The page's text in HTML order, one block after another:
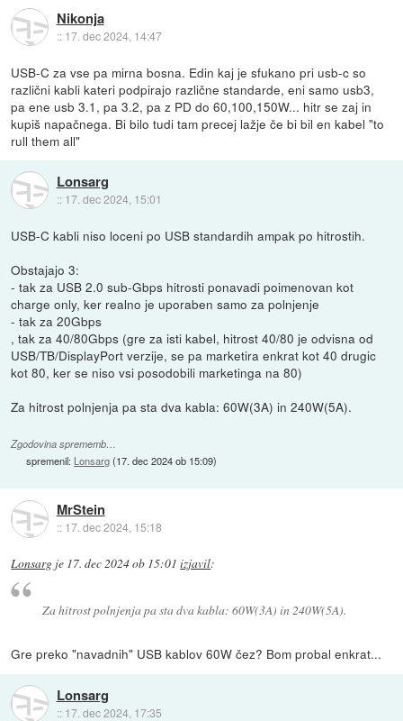
Nikonja
:: 17. dec 2024, 14:47
USB-C za vse pa mirna bosna. Edin kaj je sfukano pri usb-c so
različni kabli kateri podpirajo različne standarde, eni samo usb3,
pa ene usb 3.1, pa 3.2, pa z PD do 60,100,150W... hitr se zaj in
kupiš napačnega. Bi bilo tudi tam precej lažje če bi bil en kabel "to
rull them all"
Lonsarg
:: 17. dec 2024, 15:01
USB-C kabli niso loceni po USB standardih ampak po hitrostih.
Obstajajo 3:
- tak za USB 2.0 sub-Gbps hitrosti ponavadi poimenovan kot
charge only, ker realno je uporaben samo za polnjenje
- tak za 20Gbps
, tak za 40/80Gbps (gre za isti kabel, hitrost 40/80 je odvisna od
USB/TB/DisplayPort verzije, se pa marketira enkrat kot 40 drugic
kot 80, ker se niso vsi posodobili marketinga na 80)
Za hitrost polnjenja pa sta dva kabla: 60W(3A) in 240W(5A).
Zgodovina sprememb…
spremenil: Lonsarg(17. dec 2024 ob 15:09)
MrStein
:: 17. dec 2024, 15:18
Lonsarg je 17. dec 2024 ob 15:01 izjavil:
Za hitrost polnjenja pa sta dva kabla: 60W(3A) in 240W(5A).
Gre preko "navadnih" USB kablov 60W čez? Bom probal enkrat...
Lonsarg
:: 17. dec 2024, 17:35